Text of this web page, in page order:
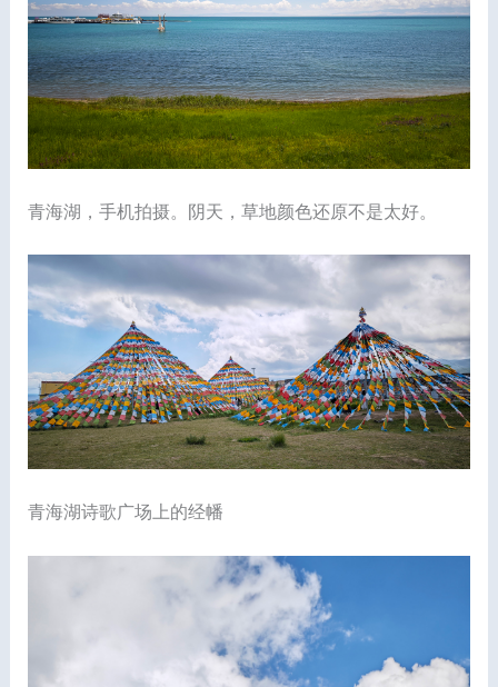
青海湖，手机拍摄。阴天，草地颜色还原不是太好。
青海湖诗歌广场上的经幡